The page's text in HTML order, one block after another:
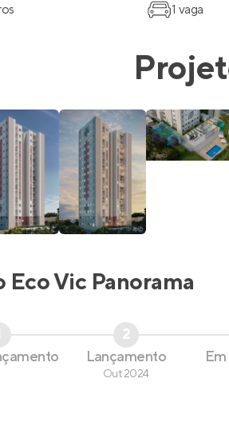
1 vaga
Eco Vic Panorama
2
Lançamento
Out 2024